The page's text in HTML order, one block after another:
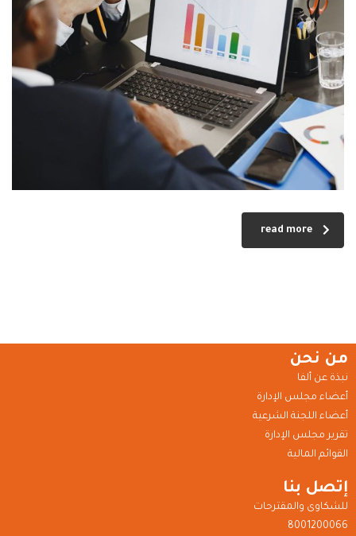
read more
من نحن
نبذة عن ألفا
أعضاء مجلس الإدارة
أعضاء اللجنة الشرعية
تقرير مجلس الإدارة
القوائم المالية
إتصل بنا
للشكاوى والمقترحات
8001200066